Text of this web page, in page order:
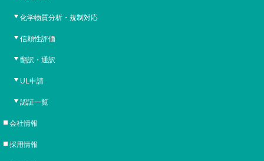
化学物質分析・規制対応
信頼性評価
翻訳・通訳
UL申請
認証一覧
会社情報
採用情報